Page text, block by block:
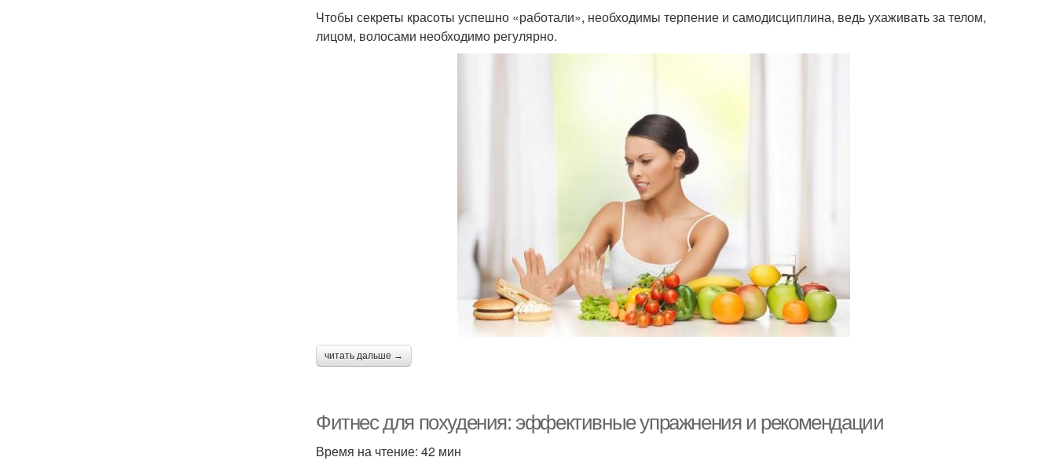
Чтобы секреты красоты успешно «работали», необходимы терпение и самодисциплина, ведь ухаживать за телом,
лицом, волосами необходимо регулярно.
читать дальше →
Фитнес для похудения: эффективные упражнения и рекомендации
Время на чтение: 42 мин